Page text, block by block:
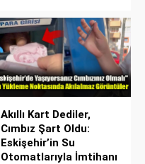
Akıllı Kart Dediler,
Cımbız Şart Oldu:
Eskişehir’in Su
Otomatlarıyla İmtihanı